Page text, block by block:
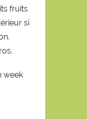
fruits
si
week